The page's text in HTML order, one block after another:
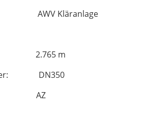
AWV Kläranlage
2.765 m
DN350
AZ